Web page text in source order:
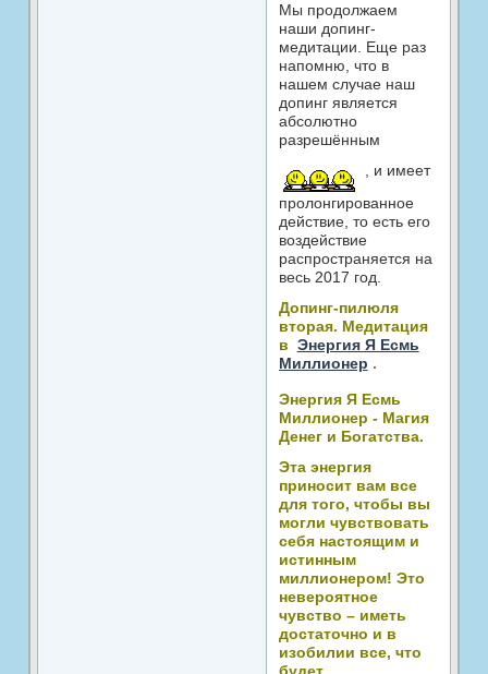
Мы продолжаем
наши допинг-
медитации. Еще раз
напомню, что в
нашем случае наш
допинг является
абсолютно
разрешённым
, и имеет
пролонгированное
действие, то есть его
воздействие
распространяется на
весь 2017 год.
Допинг-пилюля
вторая. Медитация
в Энергия Я Есмь
Миллионер .
Энергия Я Есмь
Миллионер - Магия
Денег и Богатства.
Эта энергия
приносит вам все
для того, чтобы вы
могли чувствовать
себя настоящим и
истинным
миллионером! Это
невероятное
чувство – иметь
достаточно и в
изобилии все, что